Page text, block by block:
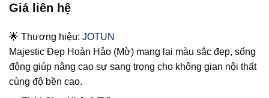
Giá liên hệ
🌟 Thương hiệu: JOTUN
Majestic Đẹp Hoàn Hảo (Mờ) mang lại màu sắc đẹp, sống
động giúp nâng cao sự sang trọng cho không gian nội thất
cùng độ bền cao.